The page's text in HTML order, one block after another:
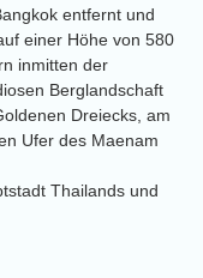
entfernt und
einer Höhe von 580
inmitten der
Berglandschaft
Dreiecks, am
Ufer des Maenam
Thailands und